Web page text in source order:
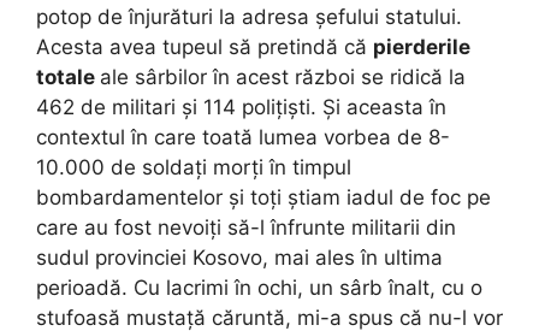
potop de înjurături la adresa șefului statului.
Acesta avea tupeul să pretindă că pierderile
totale ale sârbilor în acest război se ridică la
462 de militari și 114 polițiști. Și aceasta în
contextul în care toată lumea vorbea de 8-
10.000 de soldați morți în timpul
bombardamentelor și toți știam iadul de foc pe
care au fost nevoiți să-l înfrunte militarii din
sudul provinciei Kosovo, mai ales în ultima
perioadă. Cu lacrimi în ochi, un sârb înalt, cu o
stufoasă mustață căruntă, mi-a spus că nu-l vor